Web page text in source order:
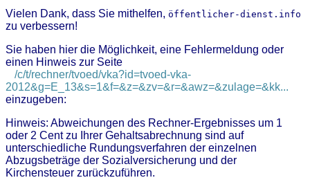
Vielen Dank, dass Sie mithelfen, öffentlicher-dienst.info
zu verbessern!
Sie haben hier die Möglichkeit, eine Fehlermeldung oder
einen Hinweis zur Seite
/c/t/rechner/tvoed/vka?id=tvoed-vka-
2012&g=E_13&s=1&f=&z=&zv=&r=&awz=&zulage=&kk...
einzugeben:
Hinweis: Abweichungen des Rechner-Ergebnisses um 1
oder 2 Cent zu Ihrer Gehaltsabrechnung sind auf
unterschiedliche Rundungsverfahren der einzelnen
Abzugsbeträge der Sozialversicherung und der
Kirchensteuer zurückzuführen.